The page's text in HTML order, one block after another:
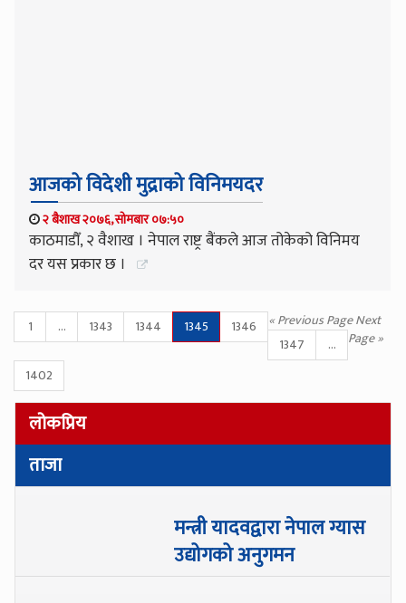
आजको विदेशी मुद्राको विनिमयदर
२ बैशाख २०७६, सोमबार ०७:५०
काठमाडौँ, २ वैशाख । नेपाल राष्ट्र बैंकले आज तोकेको विनिमय
दर यस प्रकार छ ।
« Previous Page
1 … 1343 1344 1345
1346
1347
...
1402
Next
Page »
लोकप्रिय
ताजा
मन्त्री यादवद्वारा नेपाल ग्यास
उद्योगको अनुगमन